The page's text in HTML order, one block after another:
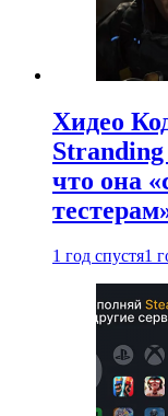
Хидео
что она
1 год спустя1